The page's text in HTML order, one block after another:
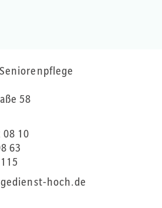
58
08 10
63
hoch.de